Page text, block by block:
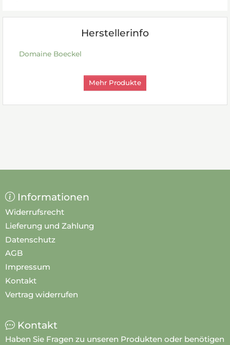
Herstellerinfo
Domaine Boeckel
Mehr Produkte
Informationen
Widerrufsrecht
Lieferung und Zahlung
Datenschutz
AGB
Impressum
Kontakt
Vertrag widerrufen
Kontakt
Haben Sie Fragen zu unseren Produkten oder benötigen